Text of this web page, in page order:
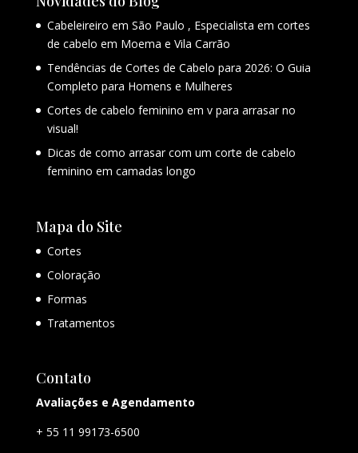
Cabeleireiro em São Paulo , Especialista em cortes
de cabelo em Moema e Vila Carrão
Tendências de Cortes de Cabelo para 2026: O Guia
Completo para Homens e Mulheres
Cortes de cabelo feminino em v para arrasar no
visual!
Dicas de como arrasar com um corte de cabelo
feminino em camadas longo
Mapa do Site
Cortes
Coloração
Formas
Tratamentos
Contato
Avaliações e Agendamento
+ 55 11 99173-6500